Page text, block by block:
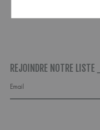
REJOINDRE NOTRE LISTE _